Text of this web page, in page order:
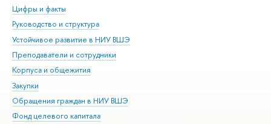
Цифры и факты
Руководство и структура
Устойчивое развитие в НИУ ВШЭ
Преподаватели и сотрудники
Корпуса и общежития
Закупки
Обращения граждан в НИУ ВШЭ
Фонд целевого капитала